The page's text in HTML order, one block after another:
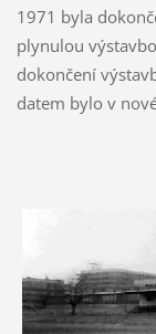
1971 byla
plynulou
dokončení
datem bylo v